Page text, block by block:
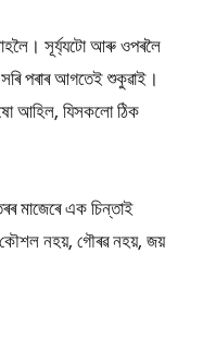
সূৰ্য্যটো আৰু ওপৰলৈ
পৰাৰ আগতেই শুকুৱাই।
আহিল, যিসকলো ঠিক
মাজেৰে এক চিন্তাই
কৌশল নহয়, গৌৰৱ নহয়, জয়